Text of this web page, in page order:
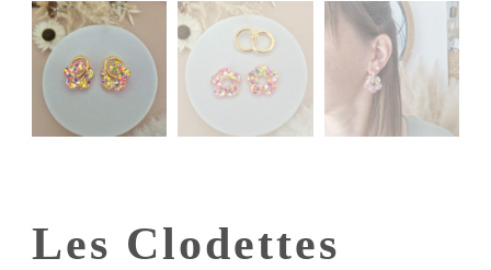
Les Clodettes